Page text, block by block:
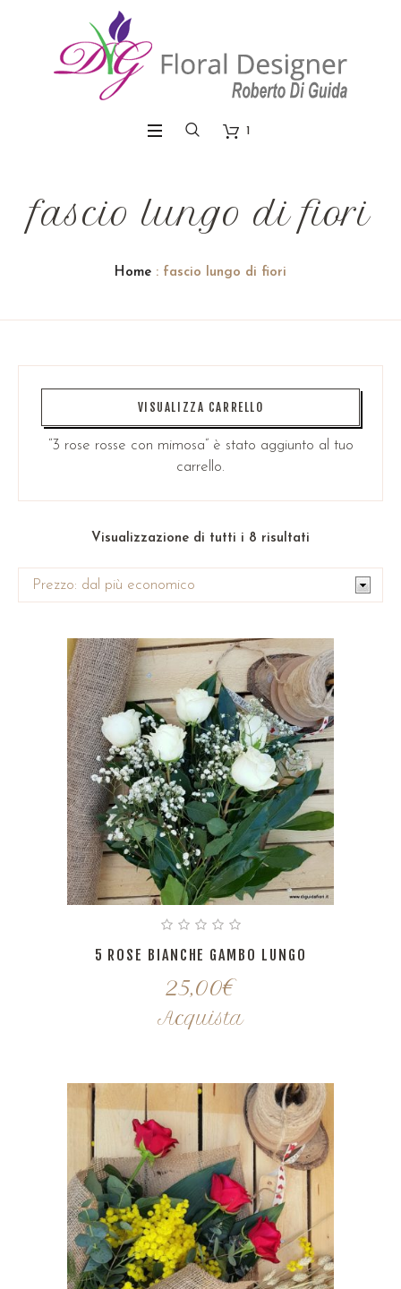
1
fascio lungo di fiori
Home : fascio lungo di fiori
VISUALIZZA CARRELLO
“3 rose rosse con mimosa” è stato aggiunto al tuo
carrello.
Visualizzazione di tutti i 8 risultati
5 ROSE BIANCHE GAMBO LUNGO
25,00€
Acquista